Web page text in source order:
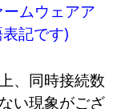
ムウェアア
記です)
、同時接続数
い現象がござ